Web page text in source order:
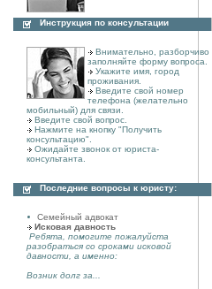
Инструкция по консультации
Внимательно, разборчиво
заполняйте форму вопроса.
Укажите имя, город
проживания.
Введите свой номер
телефона (желательно
мобильный) для связи.
Введите свой вопрос.
Нажмите на кнопку "Получить
консультацию".
Ожидайте звонок от юриста-
консультанта.
Последние вопросы к юристу:
Семейный адвокат
Исковая давность
Ребята, помогите пожалуйста
разобраться со сроками исковой
давности, а именно:
Возник долг за...